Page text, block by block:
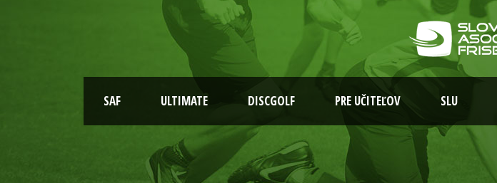
SAF ULTIMATE DISCGOLF PRE UČITEĽOV SLU